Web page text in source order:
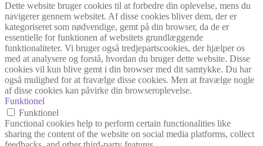
Dette website bruger cookies til at forbedre din oplevelse, mens du
navigerer gennem websitet. Af disse cookies bliver dem, der er
kategoriseret som nødvendige, gemt på din browser, da de er
essentielle for funktionen af websitets grundlæggende
funktionaliteter. Vi bruger også tredjepartscookies, der hjælper os
med at analysere og forstå, hvordan du bruger dette website. Disse
cookies vil kun blive gemt i din browser med dit samtykke. Du har
også mulighed for at fravælge disse cookies. Men at fravælge nogle
af disse cookies kan påvirke din browseroplevelse.
Funktionel
Funktionel
Functional cookies help to perform certain functionalities like
sharing the content of the website on social media platforms, collect